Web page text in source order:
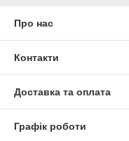
Про нас
Контакти
Доставка та оплата
Графік роботи